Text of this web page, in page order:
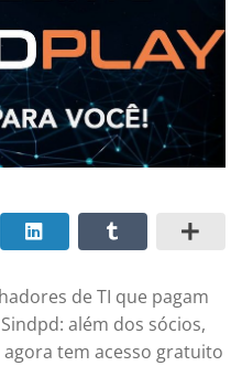
de TI que pagam
além dos sócios,
tem acesso gratuito